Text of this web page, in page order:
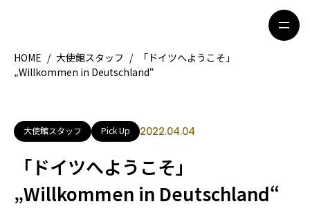
地域別ガイド
グルメ
観光ガイド
ライフスタイル
HOME / 大使館スタッフ /
「ドイツへようこそ」
„Willkommen in Deutschland“
大使館スタッフ Pick Up 2022.04.04
「ドイツへようこそ」
„Willkommen in Deutschland“